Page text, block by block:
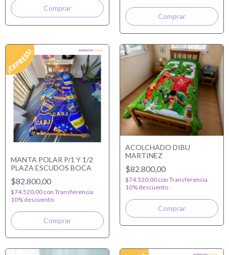
MANTA POLAR P/1 Y 1/2
PLAZA ESCUDOS BOCA
$82.800,00
$74.520,00 con Transferencia
10% descuento
ACOLCHADO DIBU
MARTINEZ
$82.800,00
$74.520,00 con Transferencia
10% descuento